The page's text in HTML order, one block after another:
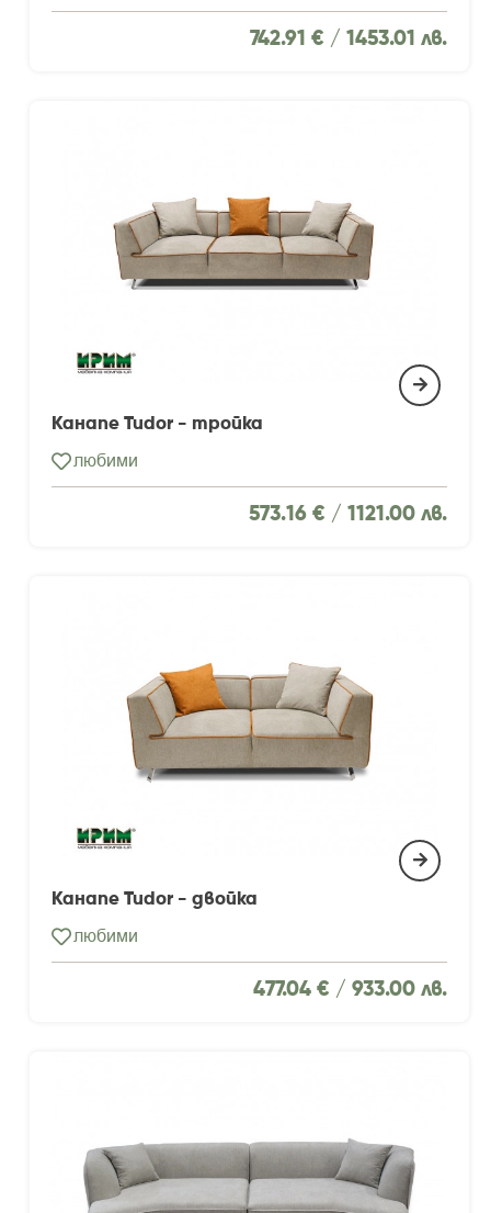
742.91 € / 1453.01 лв.
Канапе Tudor - тройка
любими
573.16 € / 1121.00 лв.
Канапе Tudor - двойка
любими
477.04 € / 933.00 лв.